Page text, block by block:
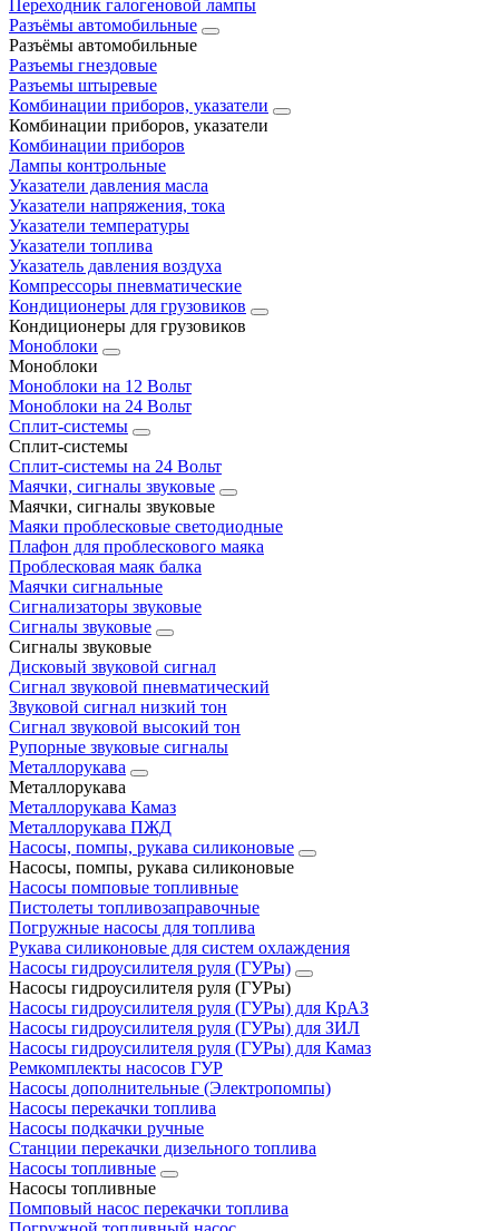
Переходник галогеновой лампы
Разъёмы автомобильные
Разъёмы автомобильные
Разъемы гнездовые
Разъемы штыревые
Комбинации приборов, указатели
Комбинации приборов, указатели
Комбинации приборов
Лампы контрольные
Указатели давления масла
Указатели напряжения, тока
Указатели температуры
Указатели топлива
Указатель давления воздуха
Компрессоры пневматические
Кондиционеры для грузовиков
Кондиционеры для грузовиков
Моноблоки
Моноблоки
Моноблоки на 12 Вольт
Моноблоки на 24 Вольт
Сплит-системы
Сплит-системы
Сплит‑системы на 24 Вольт
Маячки, сигналы звуковые
Маячки, сигналы звуковые
Маяки проблесковые светодиодные
Плафон для проблескового маяка
Проблесковая маяк балка
Маячки сигнальные
Сигнализаторы звуковые
Сигналы звуковые
Сигналы звуковые
Дисковый звуковой сигнал
Сигнал звуковой пневматический
Звуковой сигнал низкий тон
Сигнал звуковой высокий тон
Рупорные звуковые сигналы
Металлорукава
Металлорукава
Металлорукава Камаз
Металлорукава ПЖД
Насосы, помпы, рукава силиконовые
Насосы, помпы, рукава силиконовые
Насосы помповые топливные
Пистолеты топливозаправочные
Погружные насосы для топлива
Рукава силиконовые для систем охлаждения
Насосы гидроусилителя руля (ГУРы)
Насосы гидроусилителя руля (ГУРы)
Насосы гидроусилителя руля (ГУРы) для КрАЗ
Насосы гидроусилителя руля (ГУРы) для ЗИЛ
Насосы гидроусилителя руля (ГУРы) для Камаз
Ремкомплекты насосов ГУР
Насосы дополнительные (Электропомпы)
Насосы перекачки топлива
Насосы подкачки ручные
Станции перекачки дизельного топлива
Насосы топливные
Насосы топливные
Помповый насос перекачки топлива